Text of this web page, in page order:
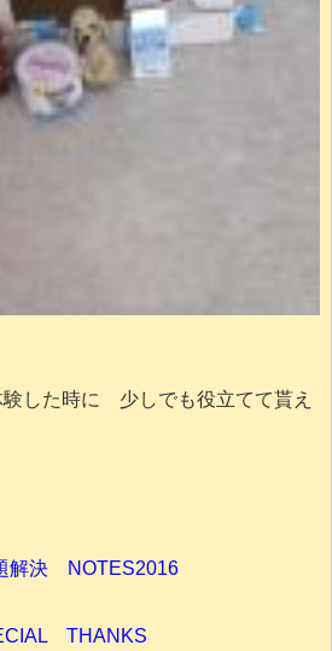
した時に 少しでも役立てて貰え
解決 NOTES2016
THANKS